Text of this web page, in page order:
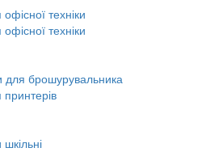
техніки
техніки
для брошурувальника